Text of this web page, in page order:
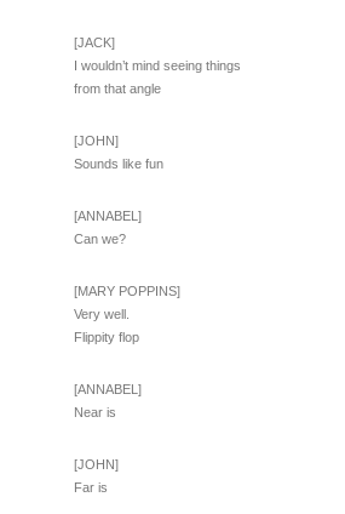
[JACK]
I wouldn’t mind seeing things
from that angle
[JOHN]
Sounds like fun
[ANNABEL]
Can we?
[MARY POPPINS]
Very well.
Flippity flop
[ANNABEL]
Near is
[JOHN]
Far is